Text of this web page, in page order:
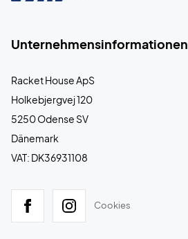
Unternehmensinformationen
Racket House ApS
Holkebjergvej 120
5250 Odense SV
Dänemark
VAT: DK36931108
Cookies